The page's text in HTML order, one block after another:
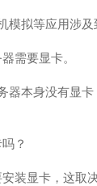
模拟等应用涉
需要显卡。
器本身没有显
？
装显卡，这取